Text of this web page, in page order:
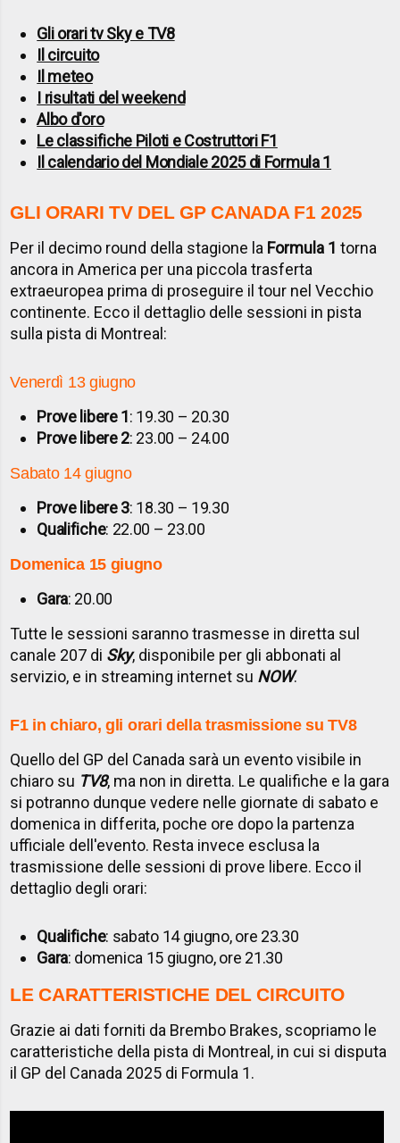
Gli orari tv Sky e TV8
Il circuito
Il meteo
I risultati del weekend
Albo d'oro
Le classifiche Piloti e Costruttori F1
Il calendario del Mondiale 2025 di Formula 1
GLI ORARI TV DEL GP CANADA F1 2025
Per il decimo round della stagione la Formula 1 torna
ancora in America per una piccola trasferta
extraeuropea prima di proseguire il tour nel Vecchio
continente. Ecco il dettaglio delle sessioni in pista
sulla pista di Montreal:
Venerdì 13 giugno
Prove libere 1: 19.30 – 20.30
Prove libere 2: 23.00 – 24.00
Sabato 14 giugno
Prove libere 3: 18.30 – 19.30
Qualifiche: 22.00 – 23.00
Domenica 15 giugno
Gara: 20.00
Tutte le sessioni saranno trasmesse in diretta sul
canale 207 di Sky, disponibile per gli abbonati al
servizio, e in streaming internet su NOW.
F1 in chiaro, gli orari della trasmissione su TV8
Quello del GP del Canada sarà un evento visibile in
chiaro su TV8, ma non in diretta. Le qualifiche e la gara
si potranno dunque vedere nelle giornate di sabato e
domenica in differita, poche ore dopo la partenza
ufficiale dell'evento. Resta invece esclusa la
trasmissione delle sessioni di prove libere. Ecco il
dettaglio degli orari:
Qualifiche: sabato 14 giugno, ore 23.30
Gara: domenica 15 giugno, ore 21.30
LE CARATTERISTICHE DEL CIRCUITO
Grazie ai dati forniti da Brembo Brakes, scopriamo le
caratteristiche della pista di Montreal, in cui si disputa
il GP del Canada 2025 di Formula 1.